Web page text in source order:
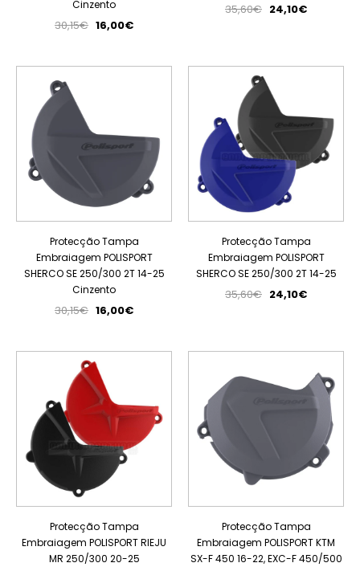
Cinzento
30,15€ 16,00€
35,60€ 24,10€
Protecção Tampa
Embraiagem POLISPORT
SHERCO SE 250/300 2T 14-25
Cinzento
30,15€ 16,00€
Protecção Tampa
Embraiagem POLISPORT
SHERCO SE 250/300 2T 14-25
35,60€ 24,10€
Protecção Tampa
Embraiagem POLISPORT RIEJU
MR 250/300 20-25
Protecção Tampa
Embraiagem POLISPORT KTM
SX-F 450 16-22, EXC-F 450/500